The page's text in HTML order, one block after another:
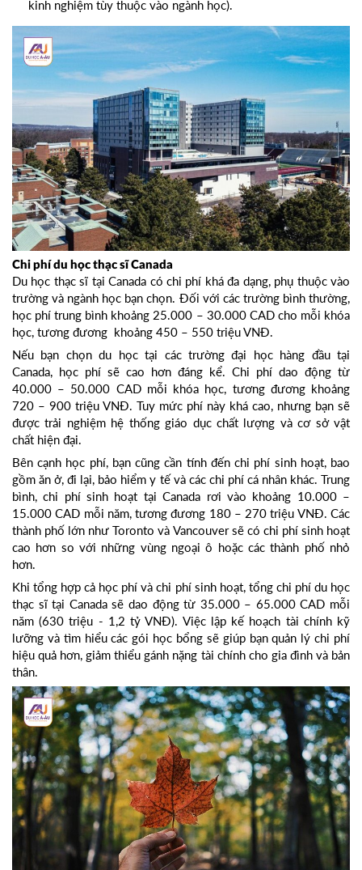
kinh nghiệm tùy thuộc vào ngành học).
Chi phí du học thạc sĩ Canada
Du học thạc sĩ tại Canada có chi phí khá đa dạng, phụ thuộc vào
trường và ngành học bạn chọn. Đối với các trường bình thường,
học phí trung bình khoảng 25.000 – 30.000 CAD cho mỗi khóa
học, tương đương khoảng 450 – 550 triệu VNĐ.
Nếu bạn chọn du học tại các trường đại học hàng đầu tại
Canada, học phí sẽ cao hơn đáng kể. Chi phí dao động từ
40.000 – 50.000 CAD mỗi khóa học, tương đương khoảng
720 – 900 triệu VNĐ. Tuy mức phí này khá cao, nhưng bạn sẽ
được trải nghiệm hệ thống giáo dục chất lượng và cơ sở vật
chất hiện đại.
Bên cạnh học phí, bạn cũng cần tính đến chi phí sinh hoạt, bao
gồm ăn ở, đi lại, bảo hiểm y tế và các chi phí cá nhân khác. Trung
bình, chi phí sinh hoạt tại Canada rơi vào khoảng 10.000 –
15.000 CAD mỗi năm, tương đương 180 – 270 triệu VNĐ. Các
thành phố lớn như Toronto và Vancouver sẽ có chi phí sinh hoạt
cao hơn so với những vùng ngoại ô hoặc các thành phố nhỏ
hơn.
Khi tổng hợp cả học phí và chi phí sinh hoạt, tổng chi phí du học
thạc sĩ tại Canada sẽ dao động từ 35.000 – 65.000 CAD mỗi
năm (630 triệu - 1,2 tỷ VNĐ). Việc lập kế hoạch tài chính kỹ
lưỡng và tìm hiểu các gói học bổng sẽ giúp bạn quản lý chi phí
hiệu quả hơn, giảm thiểu gánh nặng tài chính cho gia đình và bản
thân.